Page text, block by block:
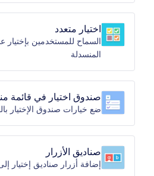
اختيار متعدد
السماح للمستخدمين بإختيار
المنسدلة
صندوق اختيار في قائمة
ضع خيارات صندوق الإختيار
صناديق الأزرار
إضافة أزرار صناديق إختيار